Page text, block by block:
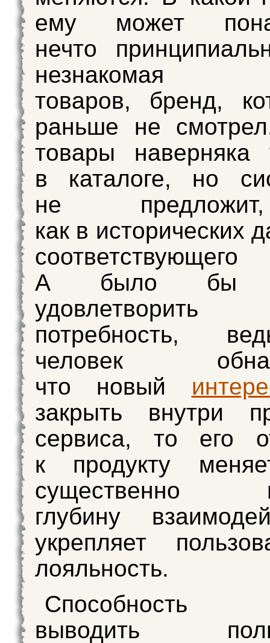
ему может
нечто
незнакомая
товаров, бренд,
раньше не
товары наверняка
в каталоге, но
не
как в исторических
А было бы
потребность,
человек
что новый
закрыть внутри
сервиса, то его
к продукту
существенно
глубину
укрепляет
лояльность.
Способность
выводить